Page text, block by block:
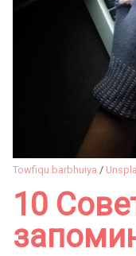
Towfiqu barbhuiya /
10